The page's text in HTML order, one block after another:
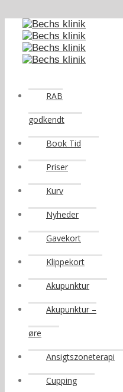
RAB
godkendt
Book Tid
Priser
Kurv
Nyheder
Gavekort
Klippekort
Akupunktur
Akupunktur –
øre
Ansigtszoneterapi
Cupping